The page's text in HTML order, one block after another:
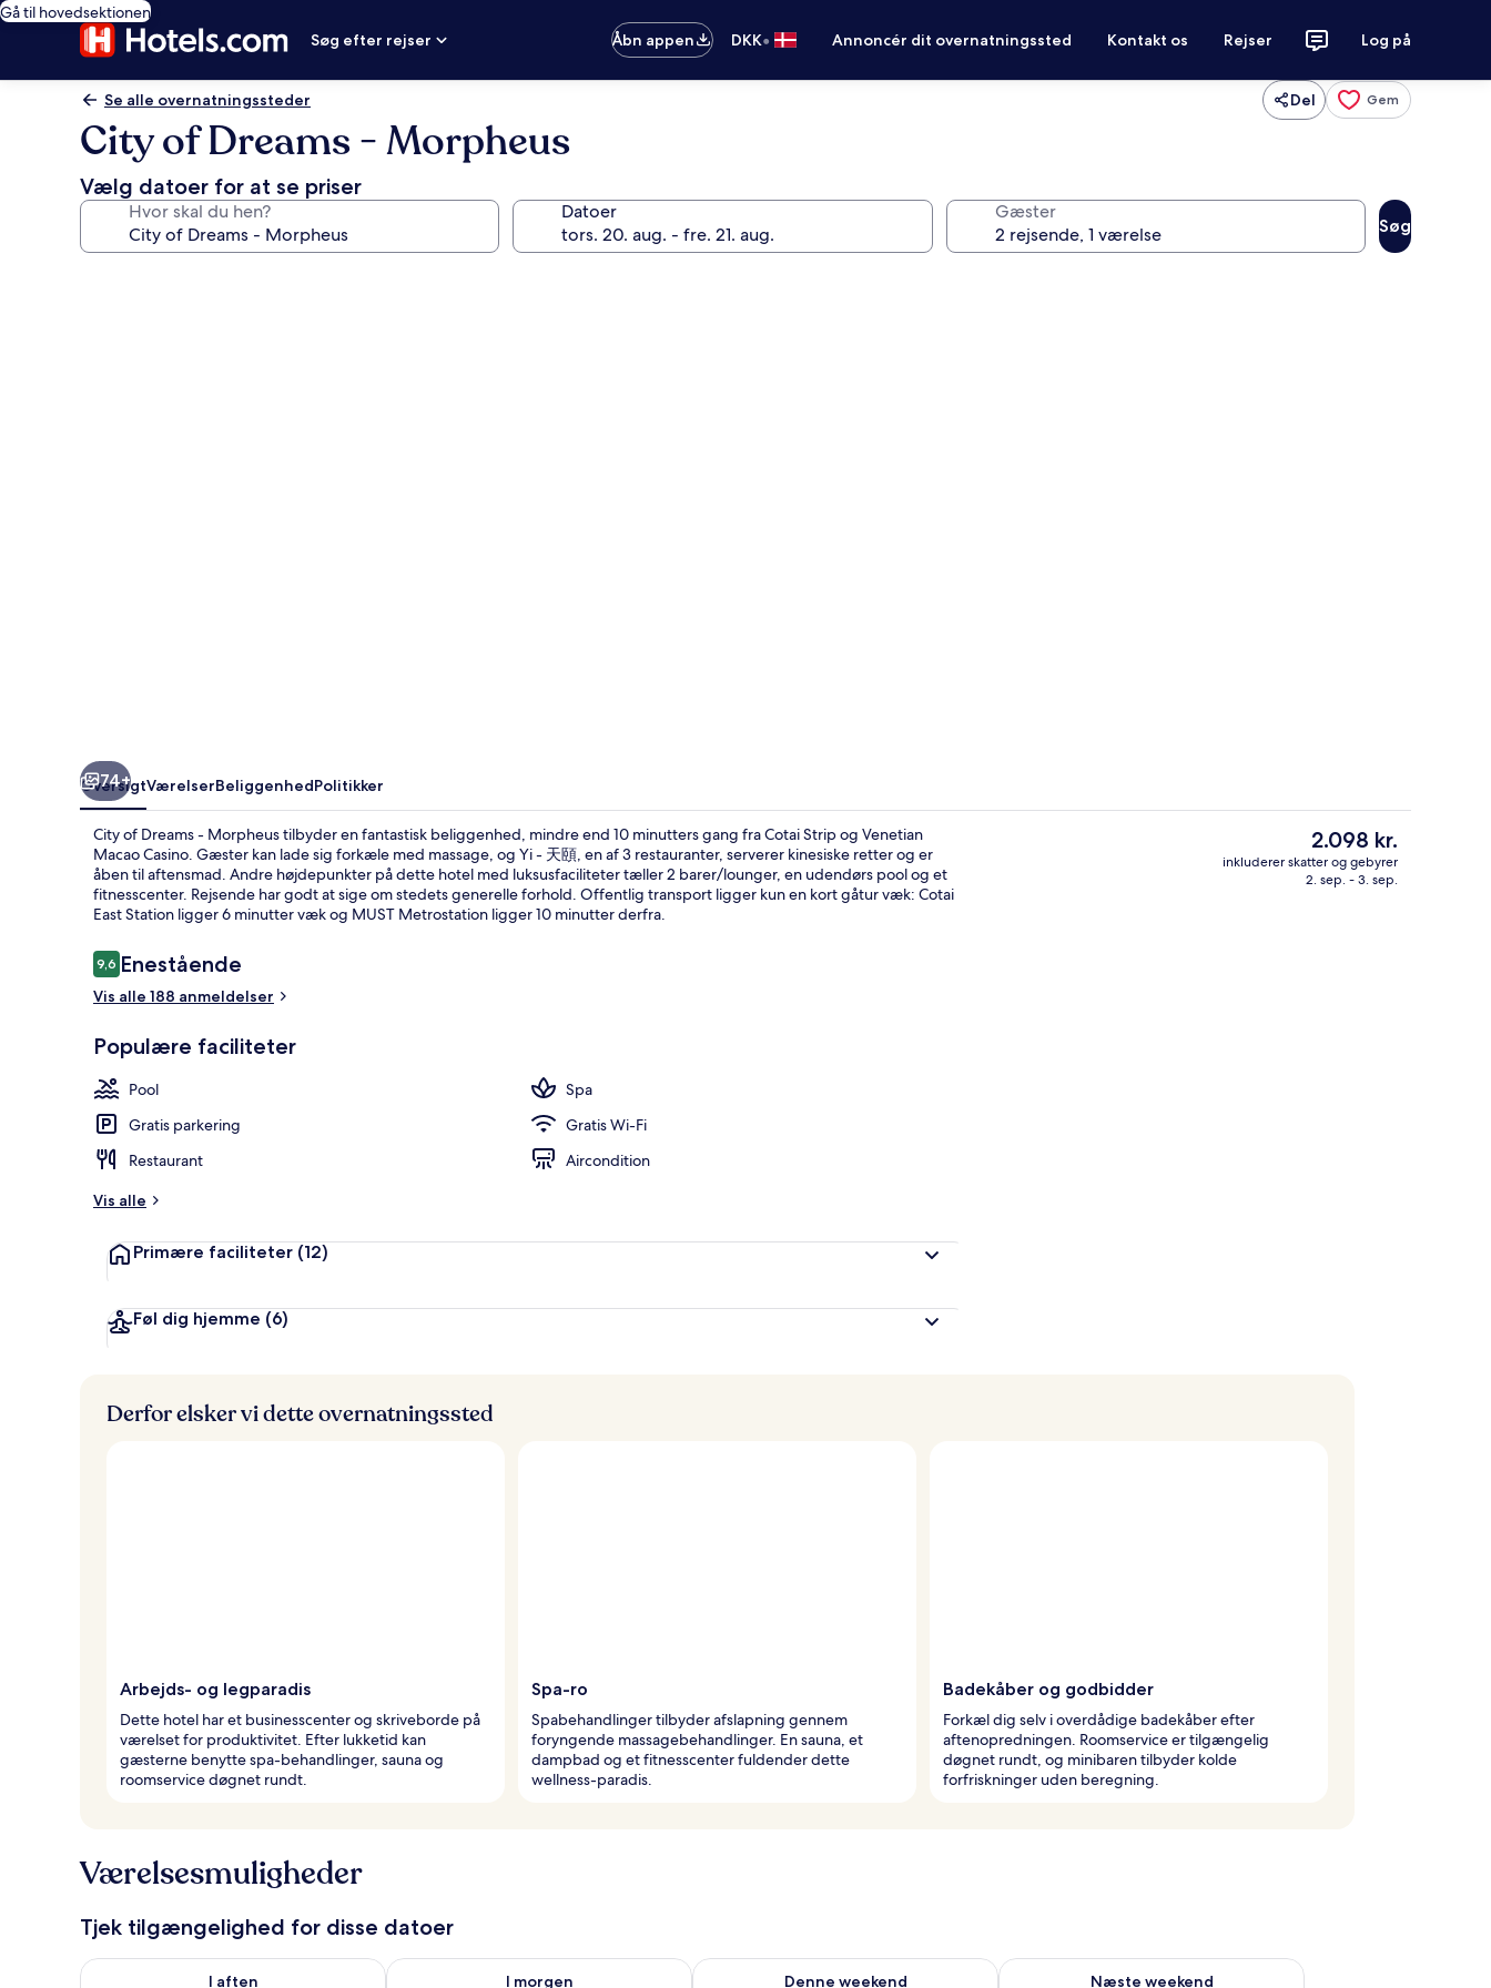
Gå til hovedsektionen
Søg efter rejser
Åbn appen DKK• Annoncér dit overnatningssted Kontakt os Rejser Log på
Se alle overnatningssteder Del Gem
City of Dreams - Morpheus
Vælg datoer for at se priser
Hvor skal du hen? Datoer Gæster
Søg
3 restauranter, der serverer frokost og aftensmad Udendørsområde
74+
OversigtVærelserBeliggenhedPolitikker
City of Dreams - Morpheus tilbyder en fantastisk beliggenhed, mindre end 10 minutters gang fra Cotai Strip og Venetian
Macao Casino. Gæster kan lade sig forkæle med massage, og Yi - 天頤, en af 3 restauranter, serverer kinesiske retter og er
åben til aftensmad. Andre højdepunkter på dette hotel med luksusfaciliteter tæller 2 barer/lounger, en udendørs pool og et
fitnesscenter. Rejsende har godt at sige om stedets generelle forhold. Offentlig transport ligger kun en kort gåtur væk: Cotai
East Station ligger 6 minutter væk og MUST Metrostation ligger 10 minutter derfra.
Anmeldelser
9,69,6 ud af 10.
Enestående
Vis alle 188 anmeldelser
Populære faciliteter
Pool
Spa
Gratis parkering
Gratis Wi-Fi
Restaurant
Aircondition
Vis alle
Primære faciliteter (12)
Føl dig hjemme (6)
Den
nuværende
pris
2.098 kr.
inkluderer skatter og gebyrer
2. sep. - 3. sep.
Derfor elsker vi dette overnatningssted
Arbejds- og legparadis
Dette hotel har et businesscenter og skriveborde på
værelset for produktivitet. Efter lukketid kan
gæsterne benytte spa-behandlinger, sauna og
roomservice døgnet rundt.
Spa-ro
Spabehandlinger tilbyder afslapning gennem
foryngende massagebehandlinger. En sauna, et
dampbad og et fitnesscenter fuldender dette
wellness-paradis.
Badekåber og godbidder
Forkæl dig selv i overdådige badekåber efter
aftenopredningen. Roomservice er tilgængelig
døgnet rundt, og minibaren tilbyder kolde
forfriskninger uden beregning.
Værelsesmuligheder
Tjek tilgængelighed for disse datoer
I aften
Tjek tilgængelighed for i aften aug. 6 - aug. 7
I morgen
Tjek tilgængelighed for i morgen aug. 7 - aug. 8
Denne weekend
Tjek tilgængelighed for denne weekend aug. 7 - aug. 9
Næste weekend
Tjek tilgængelighed for næste weekend aug. 14 - aug. 16